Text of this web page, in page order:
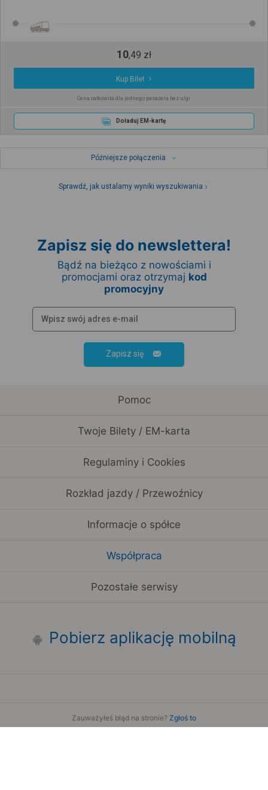
10,49 zł
Kup Bilet
Cena całkowita dla jednego pasażera bez ulgi
Doładuj EM-kartę
Późniejsze połączenia
Sprawdź, jak ustalamy wyniki wyszukiwania
Zapisz się do newslettera!
Bądź na bieżąco z nowościami i
promocjami oraz otrzymaj kod
promocyjny
Zapisz się
Pomoc
Twoje Bilety / EM-karta
Regulaminy i Cookies
Rozkład jazdy / Przewoźnicy
Informacje o spółce
Współpraca
Pozostałe serwisy
Pobierz aplikację mobilną
Zauważyłeś błąd na stronie? Zgłoś to